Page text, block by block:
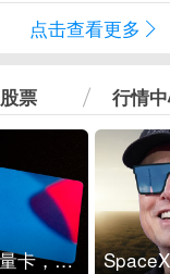
点击查看更多
股票 行情
运营商干掉了流量卡，他们真的玩不起了